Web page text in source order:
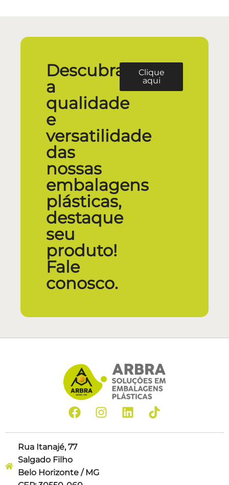
Descubra
a
qualidade
e
versatilidade
das
nossas
embalagens
plásticas,
destaque
seu
produto!
Fale
conosco.
Clique
aqui
Rua Itanajé, 77
Salgado Filho
Belo Horizonte / MG